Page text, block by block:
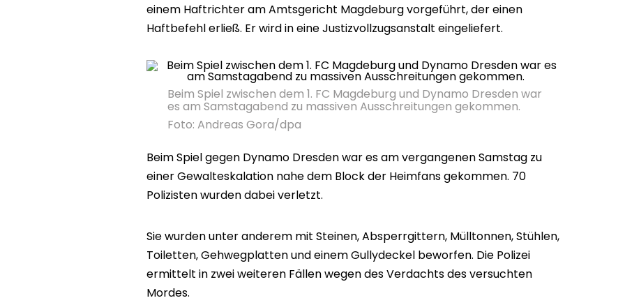
einem Haftrichter am Amtsgericht Magdeburg vorgeführt, der einen
Haftbefehl erließ. Er wird in eine Justizvollzugsanstalt eingeliefert.
Beim Spiel zwischen dem 1. FC Magdeburg und Dynamo Dresden war
es am Samstagabend zu massiven Ausschreitungen gekommen.
Foto: Andreas Gora/dpa
Beim Spiel gegen Dynamo Dresden war es am vergangenen Samstag zu
einer Gewalteskalation nahe dem Block der Heimfans gekommen. 70
Polizisten wurden dabei verletzt.
Sie wurden unter anderem mit Steinen, Absperrgittern, Mülltonnen, Stühlen,
Toiletten, Gehwegplatten und einem Gullydeckel beworfen. Die Polizei
ermittelt in zwei weiteren Fällen wegen des Verdachts des versuchten
Mordes.